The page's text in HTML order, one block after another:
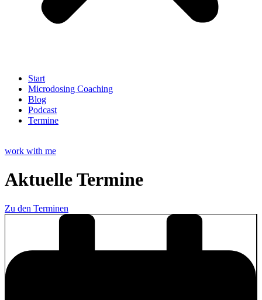
Start
Microdosing Coaching
Blog
Podcast
Termine
work with me
Aktuelle Termine
Zu den Terminen